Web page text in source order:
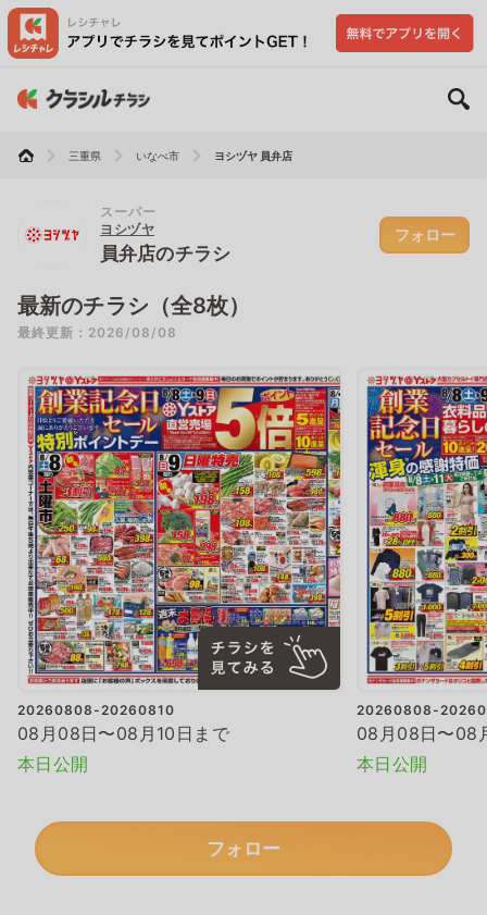
三重県 いなべ市 ヨシヅヤ 員弁店
スーパー
ヨシヅヤ
員弁店のチラシ
フォロー
最新のチラシ（全8枚）
最終更新：2026/08/08
20260808-20260810
08月08日〜08月10日まで
本日公開
20260808-
08月08日〜08
本日公開
フォロー